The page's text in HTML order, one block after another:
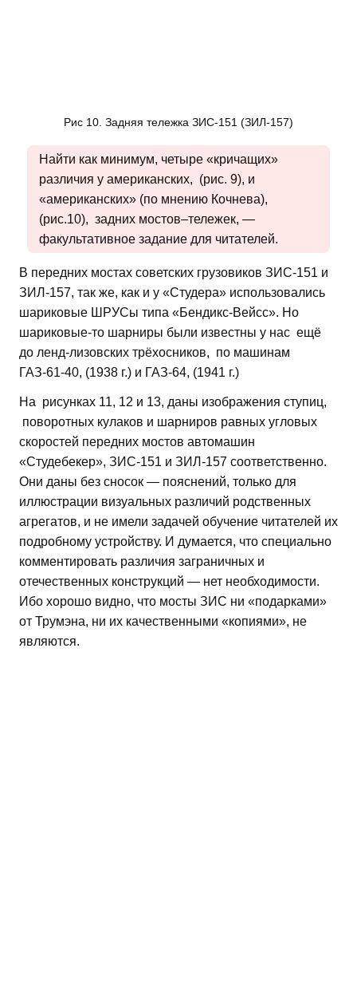
Рис 10. Задняя тележка ЗИС-151 (ЗИЛ-157)
Найти как минимум, четыре «кричащих»
различия у американских, (рис. 9), и
«американских» (по мнению Кочнева),
(рис.10), задних мостов–тележек, —
факультативное задание для читателей.
В передних мостах советских грузовиков ЗИС-151 и
ЗИЛ-157, так же, как и у «Студера» использовались
шариковые ШРУСы типа «Бендикс-Вейсс». Но
шариковые-то шарниры были известны у нас ещё
до ленд-лизовских трёхосников, по машинам
ГАЗ-61-40, (1938 г.) и ГАЗ-64, (1941 г.)
На рисунках 11, 12 и 13, даны изображения ступиц,
поворотных кулаков и шарниров равных угловых
скоростей передних мостов автомашин
«Студебекер», ЗИС-151 и ЗИЛ-157 соответственно.
Они даны без сносок — пояснений, только для
иллюстрации визуальных различий родственных
агрегатов, и не имели задачей обучение читателей их
подробному устройству. И думается, что специально
комментировать различия заграничных и
отечественных конструкций — нет необходимости.
Ибо хорошо видно, что мосты ЗИС ни «подарками»
от Трумэна, ни их качественными «копиями», не
являются.